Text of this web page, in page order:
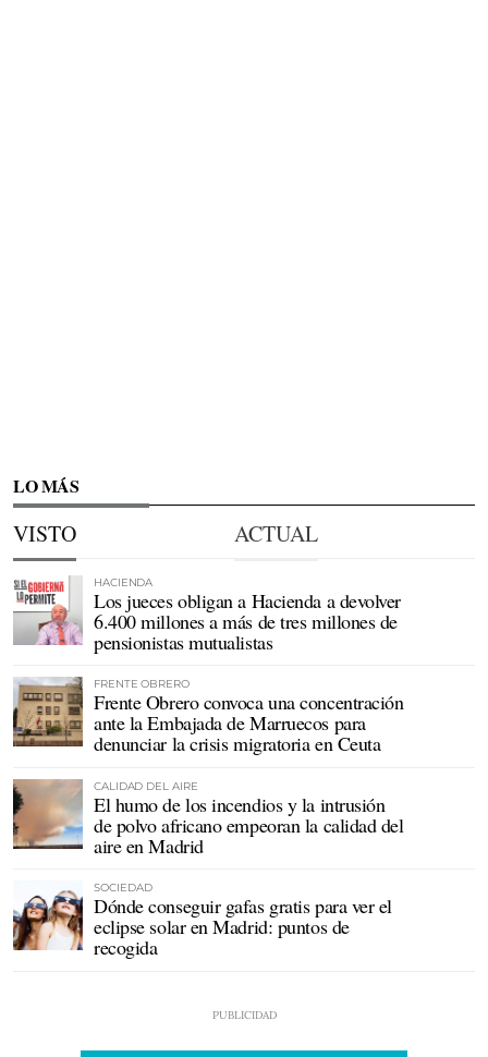
LO MÁS
VISTO ACTUAL
HACIENDA
Los jueces obligan a Hacienda a devolver
6.400 millones a más de tres millones de
pensionistas mutualistas
FRENTE OBRERO
Frente Obrero convoca una concentración
ante la Embajada de Marruecos para
denunciar la crisis migratoria en Ceuta
CALIDAD DEL AIRE
El humo de los incendios y la intrusión
de polvo africano empeoran la calidad del
aire en Madrid
SOCIEDAD
Dónde conseguir gafas gratis para ver el
eclipse solar en Madrid: puntos de
recogida